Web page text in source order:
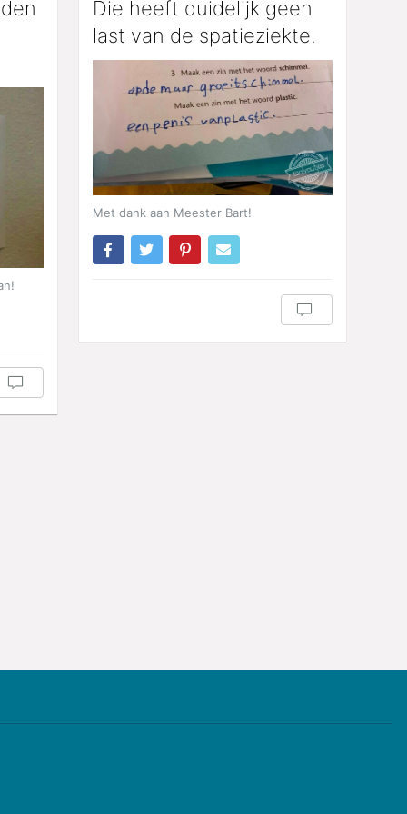
Die heeft duidelijk geen
last van de spatieziekte.
Met dank aan Meester Bart!